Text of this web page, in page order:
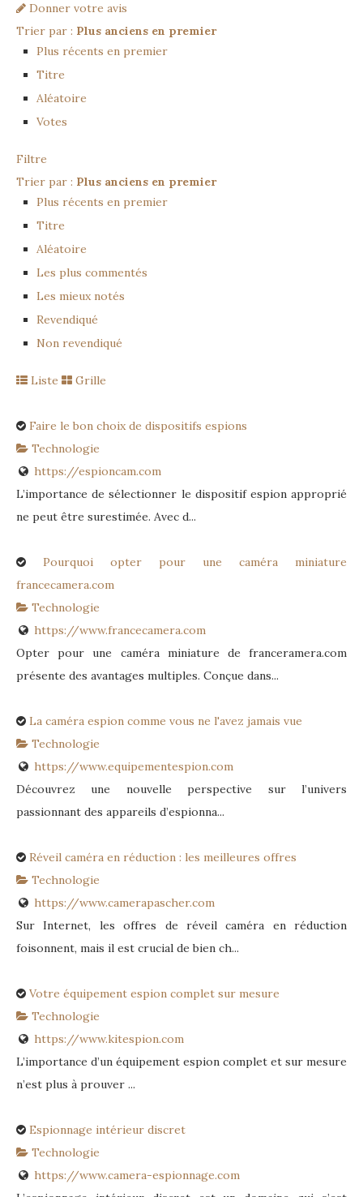
Donner votre avis
Trier par : Plus anciens en premier
Plus récents en premier
Titre
Aléatoire
Votes
Filtre
Trier par : Plus anciens en premier
Plus récents en premier
Titre
Aléatoire
Les plus commentés
Les mieux notés
Revendiqué
Non revendiqué
Liste Grille
Faire le bon choix de dispositifs espions
Technologie
https://espioncam.com
L’importance de sélectionner le dispositif espion approprié
ne peut être surestimée. Avec d...
Pourquoi opter pour une caméra miniature
francecamera.com
Technologie
https://www.francecamera.com
Opter pour une caméra miniature de franceramera.com
présente des avantages multiples. Conçue dans...
La caméra espion comme vous ne l'avez jamais vue
Technologie
https://www.equipementespion.com
Découvrez une nouvelle perspective sur l’univers
passionnant des appareils d’espionna...
Réveil caméra en réduction : les meilleures offres
Technologie
https://www.camerapascher.com
Sur Internet, les offres de réveil caméra en réduction
foisonnent, mais il est crucial de bien ch...
Votre équipement espion complet sur mesure
Technologie
https://www.kitespion.com
L’importance d’un équipement espion complet et sur mesure
n’est plus à prouver ...
Espionnage intérieur discret
Technologie
https://www.camera-espionnage.com